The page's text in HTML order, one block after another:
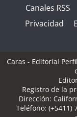
Canales RSS
Privacidad
Caras - Editorial
Registro de la
Dirección:
Teléfono: (+5411)